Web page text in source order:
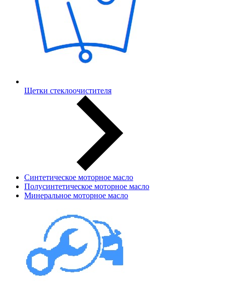
Щетки стеклоочистителя
Синтетическое моторное масло
Полусинтетическое моторное масло
Минеральное моторное масло